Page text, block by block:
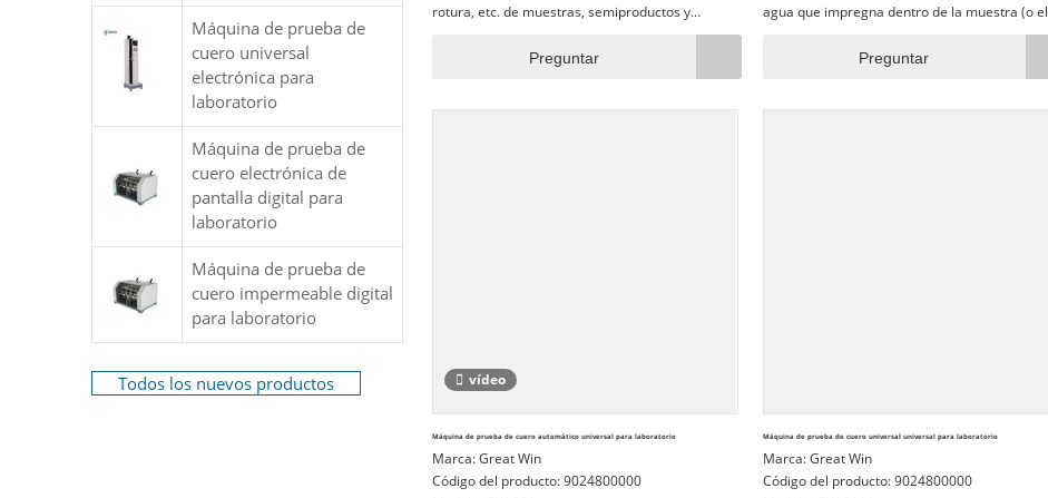
Máquina de prueba de
cuero universal
electrónica para
laboratorio
Máquina de prueba de
cuero electrónica de
pantalla digital para
laboratorio
Máquina de prueba de
cuero impermeable digital
para laboratorio
Todos los nuevos productos
rotura, etc. de muestras, semiproductos y
productos terminados en el campo de caucho,
plástico, metal, nylon, tela, papel, papel, Aviación,
Preguntar
agua que impregna dentro de la muestra (o el
alcanzan), el probador se detendrá
automáticamente y mostrará el tiempo o los
Preguntar
vídeo
Máquina de prueba de cuero automático universal para laboratorio
Marca:Great Win
Código del producto:9024800000
Máquina de prueba de cuero universal universal para laboratorio
Marca:Great Win
Código del producto:9024800000